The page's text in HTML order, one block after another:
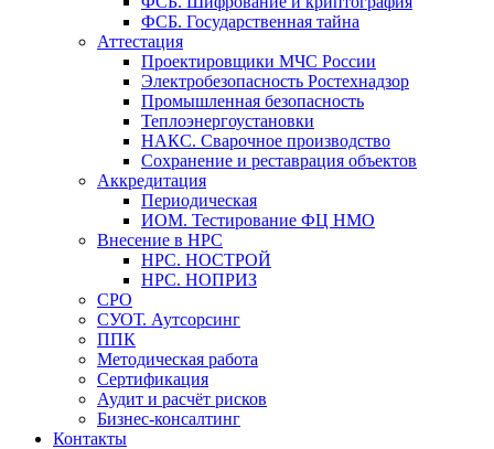
ФСБ. Государственная тайна
Аттестация
Проектировщики МЧС России
Электробезопасность Ростехнадзор
Промышленная безопасность
Теплоэнергоустановки
НАКС. Сварочное производство
Сохранение и реставрация объектов
Аккредитация
Периодическая
ИОМ. Тестирование ФЦ НМО
Внесение в НРС
НРС. НОСТРОЙ
НРС. НОПРИЗ
СРО
СУОТ. Аутсорсинг
ППК
Методическая работа
Сертификация
Аудит и расчёт рисков
Бизнес-консалтинг
Контакты